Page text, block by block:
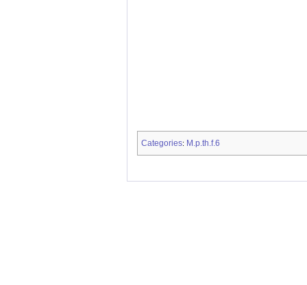
Categories: M.p.th.f.6